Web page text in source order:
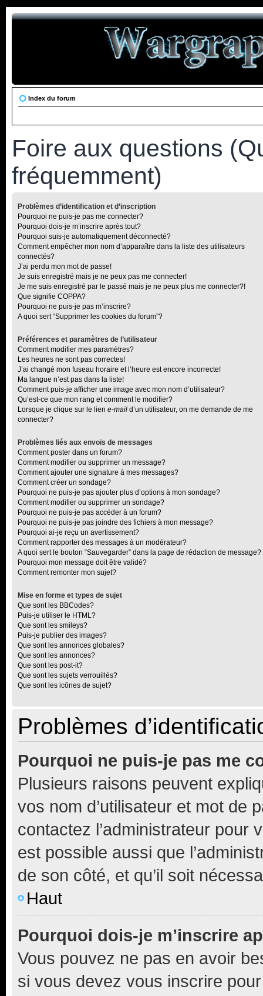
Index du forum
Foire aux questions
fréquemment)
Problèmes d’identification et d’inscription
Pourquoi ne puis-je pas me connecter?
Pourquoi dois-je m’inscrire après tout?
Pourquoi suis-je automatiquement déconnecté?
Comment empêcher mon nom d’apparaître dans la liste des utilisateurs
connectés?
J’ai perdu mon mot de passe!
Je suis enregistré mais je ne peux pas me connecter!
Je me suis enregistré par le passé mais je ne peux plus me connecter?!
Que signifie COPPA?
Pourquoi ne puis-je pas m’inscrire?
A quoi sert “Supprimer les cookies du forum”?
Préférences et paramètres de l’utilisateur
Comment modifier mes paramètres?
Les heures ne sont pas correctes!
J’ai changé mon fuseau horaire et l’heure est encore incorrecte!
Ma langue n’est pas dans la liste!
Comment puis-je afficher une image avec mon nom d’utilisateur?
Qu’est-ce que mon rang et comment le modifier?
Lorsque je clique sur le lien e-mail d’un utilisateur, on me demande de me
connecter?
Problèmes liés aux envois de messages
Comment poster dans un forum?
Comment modifier ou supprimer un message?
Comment ajouter une signature à mes messages?
Comment créer un sondage?
Pourquoi ne puis-je pas ajouter plus d’options à mon sondage?
Comment modifier ou supprimer un sondage?
Pourquoi ne puis-je pas accéder à un forum?
Pourquoi ne puis-je pas joindre des fichiers à mon message?
Pourquoi ai-je reçu un avertissement?
Comment rapporter des messages à un modérateur?
A quoi sert le bouton “Sauvegarder” dans la page de rédaction de message?
Pourquoi mon message doit être validé?
Comment remonter mon sujet?
Mise en forme et types de sujet
Que sont les BBCodes?
Puis-je utiliser le HTML?
Que sont les smileys?
Puis-je publier des images?
Que sont les annonces globales?
Que sont les annonces?
Que sont les post-it?
Que sont les sujets verrouillés?
Que sont les icônes de sujet?
Problèmes
Pourquoi ne puis-je pas me
Plusieurs raisons peuvent
vos nom d’utilisateur et mot de
contactez l’administrateur pour
est possible aussi que
de son côté, et qu’il soit
Haut
Pourquoi dois-je m’inscrire
Vous pouvez ne pas en avoir
si vous devez vous inscrire